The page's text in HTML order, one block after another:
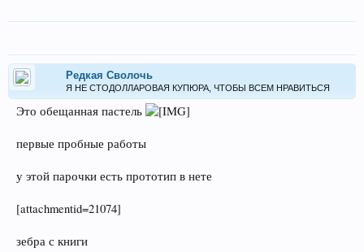
Редкая Сволочь
Я НЕ СТОДОЛЛАРОВАЯ КУПЮРА, ЧТОБЫ ВСЕМ НРАВИТЬСЯ
Это обещанная пастель
первые пробные работы
у этой парочки есть прототип в нете
[attachmentid=21074]
зебра с книги